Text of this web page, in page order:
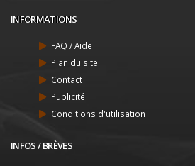
INFORMATIONS
FAQ / Aide
Plan du site
Contact
Publicité
Conditions d'utilisation
INFOS / BRÈVES